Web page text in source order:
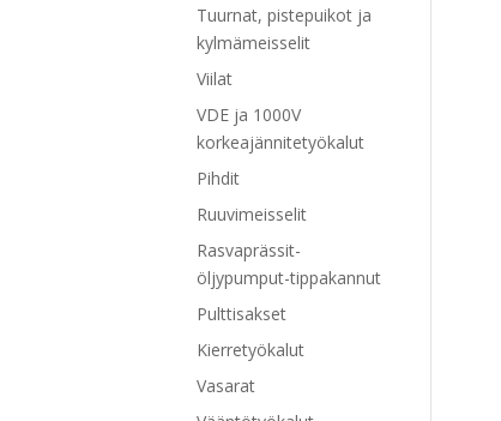
Tuurnat, pistepuikot ja
kylmämeisselit
Viilat
VDE ja 1000V
korkeajännitetyökalut
Pihdit
Ruuvimeisselit
Rasvaprässit-
öljypumput-tippakannut
Pulttisakset
Kierretyökalut
Vasarat